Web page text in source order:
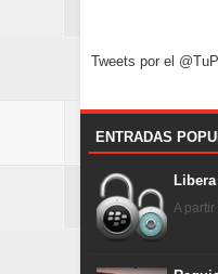
Tweets por el
ENTRADAS
A partir